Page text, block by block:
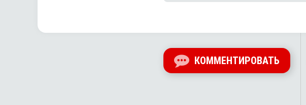
КОММЕНТИРОВАТЬ